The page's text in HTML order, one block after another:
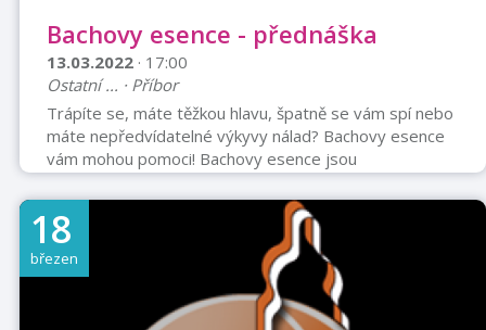
Bachovy esence - přednáška
13.03.2022 · 17:00
Ostatní ... · Příbor
Trápíte se, máte těžkou hlavu, špatně se vám spí nebo
máte nepředvídatelné výkyvy nálad? Bachovy esence
vám mohou pomoci! Bachovy esence jsou
jednoduchým a zcela přírodním systémem léčení, který
harmonizuje emoce a myšlenky. Pomáhají vyrovnat se
s tím, co nás trápí, odkrývají to, kým skutečně jsme, a
pomáhají posilovat víru v sebe, radost a léčit naši duši.
Přednáší Mgr. Martina Dvořáková, absolventka
mezinárodního certifikovaného vzdělávání BIEP Level 1
a 2 v oblasti Bachových esencí. Více o ...
18
březen